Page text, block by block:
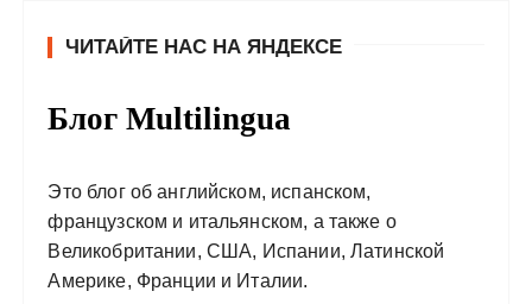
ЧИТАЙТЕ НАС НА ЯНДЕКСЕ
Блог Multilingua
Это блог об английском, испанском,
французском и итальянском, а также о
Великобритании, США, Испании, Латинской
Америке, Франции и Италии.